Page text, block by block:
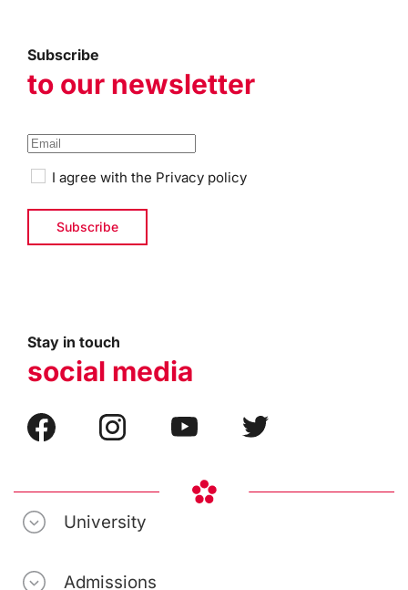
Subscribe
to our newsletter
I agree with the Privacy policy
Stay in touch
social media
University
Admissions